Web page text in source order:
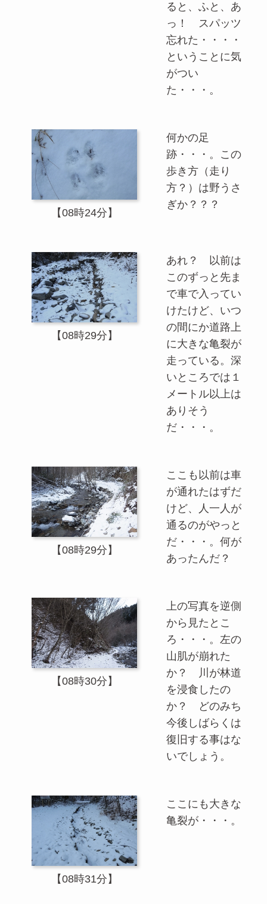
ると、ふと、あ
っ！ スパッツ
忘れた・・・・
ということに気
がつい
た・・・。
【08時24分】
何かの足
跡・・・。この
歩き方（走り
方？）は野うさ
ぎか？？？
【08時29分】
あれ？ 以前は
このずっと先ま
で車で入ってい
けたけど、いつ
の間にか道路上
に大きな亀裂が
走っている。深
いところでは１
メートル以上は
ありそう
だ・・・。
【08時29分】
ここも以前は車
が通れたはずだ
けど、人一人が
通るのがやっと
だ・・・。何が
あったんだ？
【08時30分】
上の写真を逆側
から見たとこ
ろ・・・。左の
山肌が崩れた
か？ 川が林道
を浸食したの
か？ どのみち
今後しばらくは
復旧する事はな
いでしょう。
【08時31分】
ここにも大きな
亀裂が・・・。